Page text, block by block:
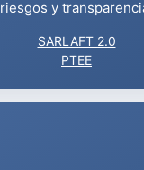
riesgos y
SARLAFT 2.0
PTEE